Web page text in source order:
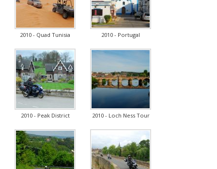
2010 - Quad Tunisia 2010 - Portugal
2010 - Peak District 2010 - Loch Ness Tour